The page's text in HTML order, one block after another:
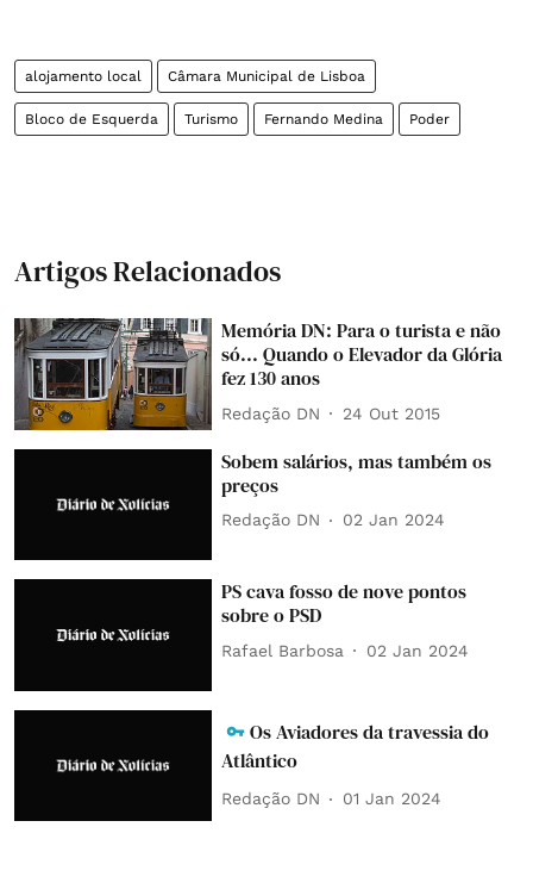
alojamento local Câmara Municipal de Lisboa
Bloco de Esquerda Turismo Fernando Medina Poder
Artigos Relacionados
Memória DN: Para o turista e não
só... Quando o Elevador da Glória
fez 130 anos
Redação DN 24 Out 2015
Sobem salários, mas também os
preços
Redação DN 02 Jan 2024
PS cava fosso de nove pontos
sobre o PSD
Rafael Barbosa 02 Jan 2024
Os Aviadores da travessia do
Atlântico
Redação DN 01 Jan 2024